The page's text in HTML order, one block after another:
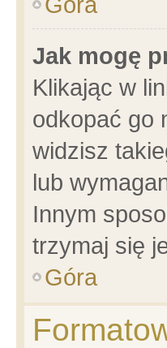
Jak mogę
Klikając w
odkopać go
widzisz
lub
Innym
trzymaj się
Góra